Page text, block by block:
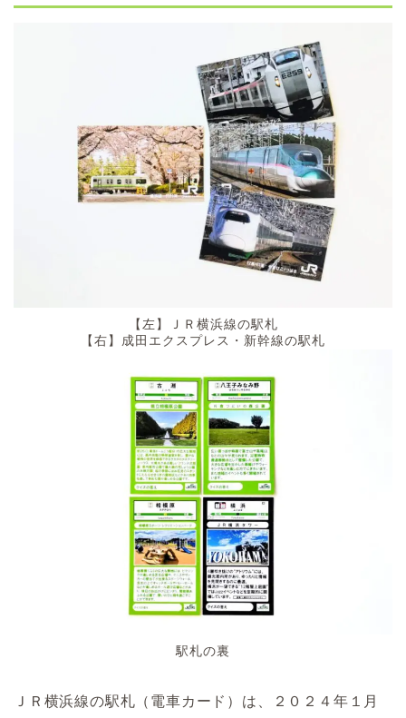
【左】ＪＲ横浜線の駅札
【右】成田エクスプレス・新幹線の駅札
駅札の裏
ＪＲ横浜線の駅札（電車カード）は、２０２４年１月